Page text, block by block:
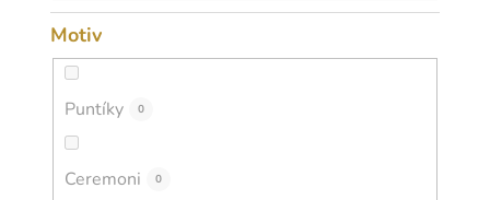
Motiv
Puntíky 0
Ceremoni 0